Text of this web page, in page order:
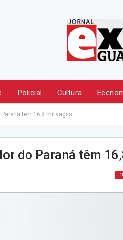
Policial Cultura
têm 16,8 mil vagas
do Paraná têm